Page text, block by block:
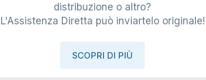
distribuzione o altro?
L'Assistenza Diretta può inviartelo originale!
SCOPRI DI PIÙ